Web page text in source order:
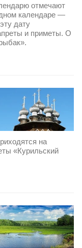
отмечают
календаре —
дату
и приметы. О
на
«Курильский